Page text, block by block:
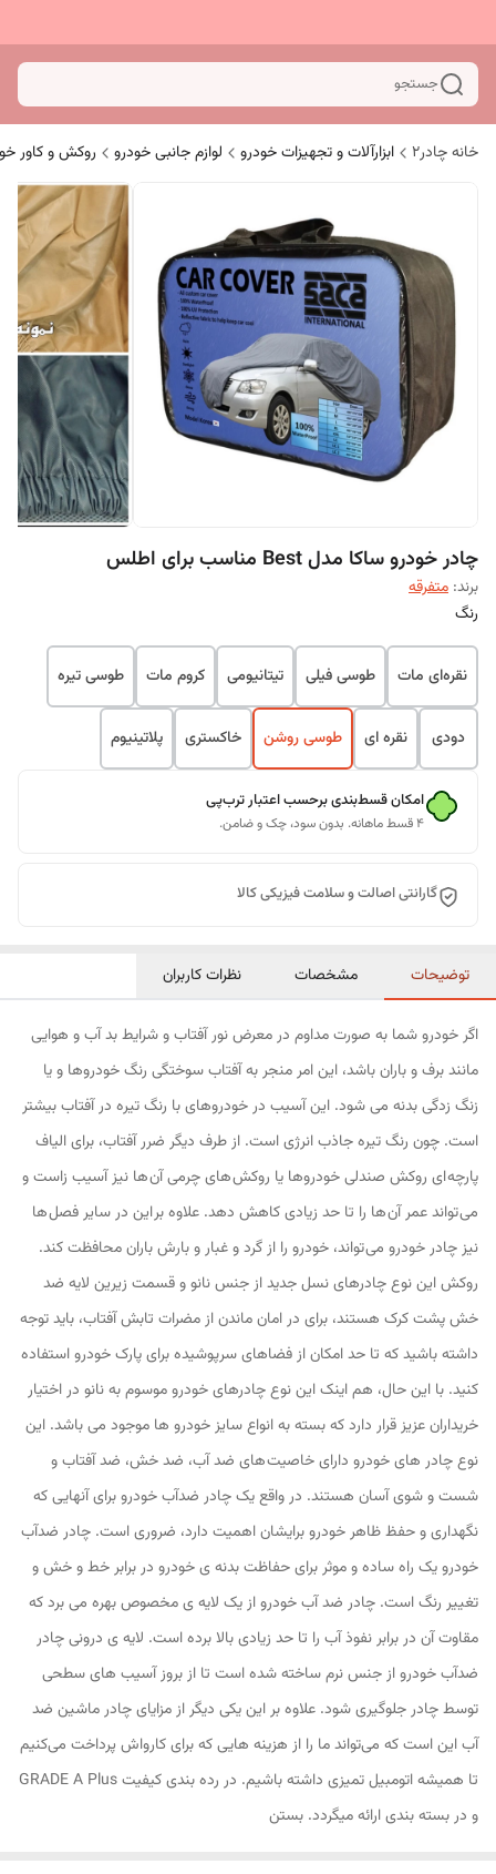
جستجو
خانه چادر۲ ابزارآلات و تجهیزات خودرو لوازم جانبی خودرو روکش و کاور
چادر خودرو ساکا مدل Best مناسب برای اطلس
برند: متفرقه
رنگ
نقره‌ای مات طوسی فیلی تیتانیومی کروم مات طوسی تیره
دودی نقره ای طوسی روشن خاکستری پلاتینیوم
امکان قسط‌بندی برحسب اعتبار ترب‌پی
۴ قسط ماهانه. بدون سود، چک و ضامن.
گارانتی اصالت و سلامت فیزیکی کالا
توضیحات مشخصات نظرات کاربران
اگر خودرو شما به صورت مداوم در معرض نور آفتاب و شرایط بد آب و هوایی
مانند برف و باران باشد، این امر منجر به آفتاب سوختگی رنگ خودروها و یا
زنگ زدگی بدنه می شود. این آسیب در خودروهای با رنگ تیره در آفتاب بیشتر
است. چون رنگ تیره جاذب انرژی است. از طرف دیگر ضرر آفتاب، برای الیاف
پارچه ای روکش صندلی خودروها یا روکش های چرمی آن ها نیز آسیب زاست و
می تواند عمر آن ها را تا حد زیادی کاهش دهد. علاوه بر این در سایر فصل ها
نیز چادر خودرو می تواند، خودرو را از گرد و غبار و بارش باران محافظت کند.
روکش این نوع چادرهای نسل جدید از جنس نانو و قسمت زیرین لایه ضد
خش پشت کرک هستند، برای در امان ماندن از مضرات تابش آفتاب، باید توجه
داشته باشید که تا حد امکان از فضاهای سرپوشیده برای پارک خودرو استفاده
کنید. با این حال، هم اینک این نوع چادرهای خودرو موسوم به نانو در اختیار
خریداران عزیز قرار دارد که بسته به انواع سایز خودرو ها موجود می باشد. این
نوع چادر های خودرو دارای خاصیت های ضد آب، ضد خش، ضد آفتاب و
شست و شوی آسان هستند. در واقع یک چادر ضدآب خودرو برای آنهایی که
نگهداری و حفظ ظاهر خودرو برایشان اهمیت دارد، ضروری است. چادر ضدآب
خودرو یک راه ساده و موثر برای حفاظت بدنه ی خودرو در برابر خط و خش و
تغییر رنگ است. چادر ضد آب خودرو از یک لایه ی مخصوص بهره می برد که
مقاوت آن در برابر نفوذ آب را تا حد زیادی بالا برده است. لایه ی درونی چادر
ضدآب خودرو از جنس نرم ساخته شده است تا از بروز آسیب های سطحی
توسط چادر جلوگیری شود. علاوه بر این یکی دیگر از مزایای چادر ماشین ضد
آب این است که می‌تواند ما را از هزینه هایی که برای کارواش پرداخت می‌کنیم
تا همیشه اتومبیل تمیزی داشته باشیم. در رده بندی کیفیت GRADE A Plus
و در بسته بندی ارائه میگردد. بستن